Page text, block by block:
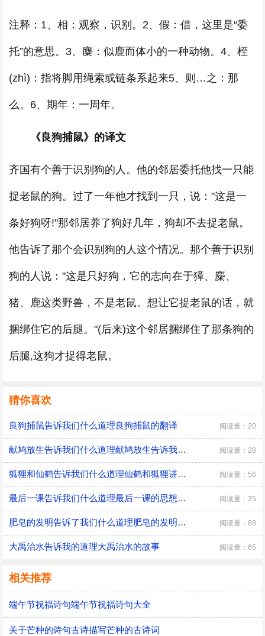
注释：1、相：观察，识别。2、假：借，这里是“委
托”的意思。3、麋：似鹿而体小的一种动物。4、桎
(zhì)：指将脚用绳索或链条系起来5、则…之：那
么。6、期年：一周年。
《良狗捕鼠》的译文
齐国有个善于识别狗的人。他的邻居委托他找一只能
捉老鼠的狗。过了一年他才找到一只，说："这是一
条好狗呀!"那邻居养了狗好几年，狗却不去捉老鼠。
他告诉了那个会识别狗的人这个情况。那个善于识别
狗的人说："这是只好狗，它的志向在于獐、麋、
猪、鹿这类野兽，不是老鼠。想让它捉老鼠的话，就
捆绑住它的后腿。"(后来)这个邻居捆绑住了那条狗的
后腿,这狗才捉得老鼠。
猜你喜欢
良狗捕鼠告诉我们什么道理良狗捕鼠的翻译 阅读量：20
献鸠放生告诉我们什么道理献鸠放生告诉我们什么道理三年级 阅读量：28
狐狸和仙鹤告诉我们什么道理仙鹤和狐狸讲述的是什么道理 阅读量：56
最后一课告诉我们什么道理最后一课的思想感情 阅读量：25
肥皂的发明告诉了我们什么道理肥皂的发明告诉了我们的道理是什么 阅读量：88
大禹治水告诉我的道理大禹治水的故事 阅读量：65
相关推荐
端午节祝福诗句端午节祝福诗句大全
关于芒种的诗句古诗描写芒种的古诗词